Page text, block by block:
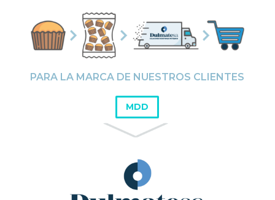
PARA LA MARCA DE NUESTROS CLIENTES
MDD